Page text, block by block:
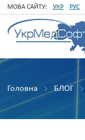
МОВА САЙТУ: УКР РУС
Головна БЛОГ